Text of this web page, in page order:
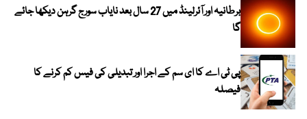
برطانیہ اور آئرلینڈ میں 27 سال بعد نایاب سورج گرہن دیکھا جائے
گا
پی ٹی اے کا ای سم کے اجرا اور تبدیلی کی فیس کم کرنے کا
فیصلہ